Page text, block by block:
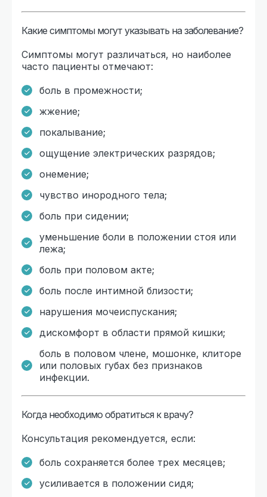
Какие симптомы могут указывать на заболевание?
Симптомы могут различаться, но наиболее
часто пациенты отмечают:
боль в промежности;
жжение;
покалывание;
ощущение электрических разрядов;
онемение;
чувство инородного тела;
боль при сидении;
уменьшение боли в положении стоя или
лежа;
боль при половом акте;
боль после интимной близости;
нарушения мочеиспускания;
дискомфорт в области прямой кишки;
боль в половом члене, мошонке, клиторе
или половых губах без признаков
инфекции.
Когда необходимо обратиться к врачу?
Консультация рекомендуется, если:
боль сохраняется более трех месяцев;
усиливается в положении сидя;